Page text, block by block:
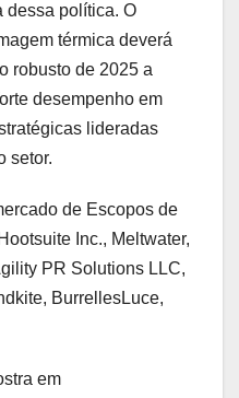
dessa política. O
térmica deverá
robusto de 2025 a
desempenho em
lideradas
setor.
de Escopos de
Inc., Meltwater,
PR Solutions LLC,
BurrellesLuce,
em